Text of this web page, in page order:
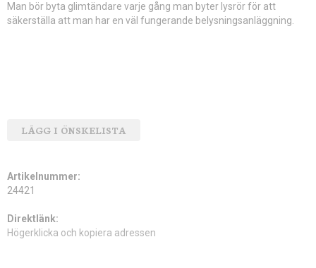
Man bör byta glimtändare varje gång man byter lysrör för att
säkerställa att man har en väl fungerande belysningsanläggning.
LÄGG I ÖNSKELISTA
Artikelnummer:
24421
Direktlänk:
Högerklicka och kopiera adressen